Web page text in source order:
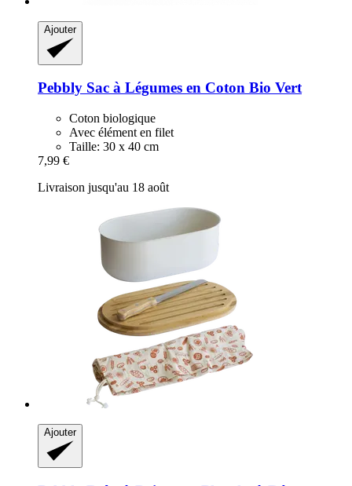
Ajouter
Pebbly Sac à Légumes en Coton Bio Vert
Coton biologique
Avec élément en filet
Taille: 30 x 40 cm
7,99 €
Livraison jusqu'au 18 août
Ajouter